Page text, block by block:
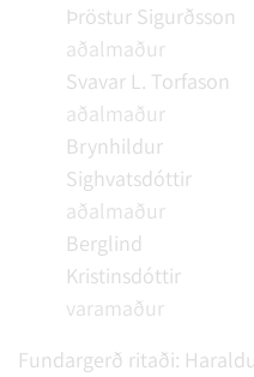
Þröstur Sigurðsson
aðalmaður
Svavar L. Torfason
aðalmaður
Brynhildur
Sighvatsdóttir
aðalmaður
Berglind
Kristinsdóttir
varamaður
Fundargerð ritaði: